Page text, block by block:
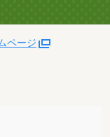
ページ